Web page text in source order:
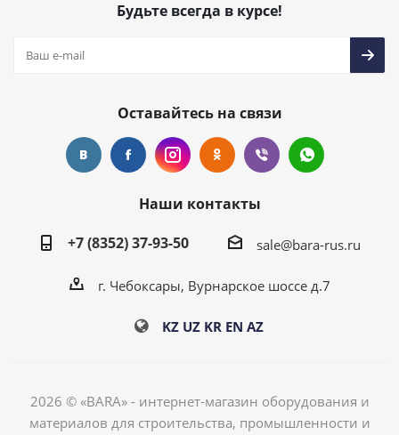
Будьте всегда в курсе!
Оставайтесь на связи
Наши контакты
+7 (8352) 37-93-50
sale@bara-rus.ru
г. Чебоксары, Вурнарское шоссе д.7
KZ UZ KR EN AZ
2026 © «BARA» - интернет-магазин оборудования и
материалов для строительства, промышленности и